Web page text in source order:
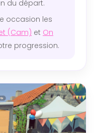
du départ.
occasion les
(Cam) et On
progression.